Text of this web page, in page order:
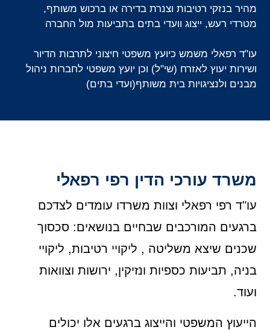
מהיר בנזקי רטיבות וצנרת בדירה או ברכוש משותף,
מטרדי רעש, ייצוג וועדי בתים בתביעות מול החברה
עו"ד רפאלי משמש כיועץ משפטי חיצוני לתרבות הדיור
ושירות יעוץ לאזרח (שי"ל) וכן יועץ משפטי לחברות ניהול
מבנים ולנציגויות בית משותף(ועדי בתים)
משרד עורכי הדין רפי רפאלי
עו"ד רפי רפאלי וצוות משרדו עומדים לצדכם
ברגעים המורכבים שבחיים בנושאים: סכסוך
שכנים שיצא משליטה , ליקויי רטיבות, ליקויי
בניה, תביעות כספיות ונזיקין, ירושות וצוואות
ועוד.
הייעוץ המשפטי והייצוג ברגעים אלו יכולים